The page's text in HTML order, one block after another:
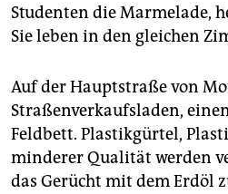
Studenten die Marmelade,
Sie leben in den gleichen
Auf der Hauptstraße von
Straßenverkaufsladen,
Feldbett. Plastikgürtel,
minderer Qualität werden
das Gerücht mit dem Erdöl